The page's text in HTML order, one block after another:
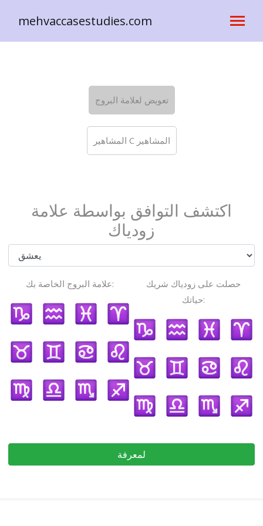
mehvaccasestudies.com
تعويض لعلامة البروج
المشاهير C المشاهير
اكتشف التوافق بواسطة علامة
زودياك
علامة البروج الخاصة بك:
حصلت على زودياك شريك
حياتك:
لمعرفة